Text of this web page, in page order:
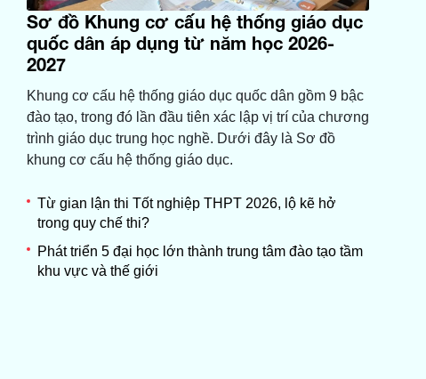
Sơ đồ Khung cơ cấu hệ thống giáo dục
quốc dân áp dụng từ năm học 2026-
2027
Khung cơ cấu hệ thống giáo dục quốc dân gồm 9 bậc
đào tạo, trong đó lần đầu tiên xác lập vị trí của chương
trình giáo dục trung học nghề. Dưới đây là Sơ đồ
khung cơ cấu hệ thống giáo dục.
Từ gian lận thi Tốt nghiệp THPT 2026, lộ kẽ hở
trong quy chế thi?
Phát triển 5 đại học lớn thành trung tâm đào tạo tầm
khu vực và thế giới